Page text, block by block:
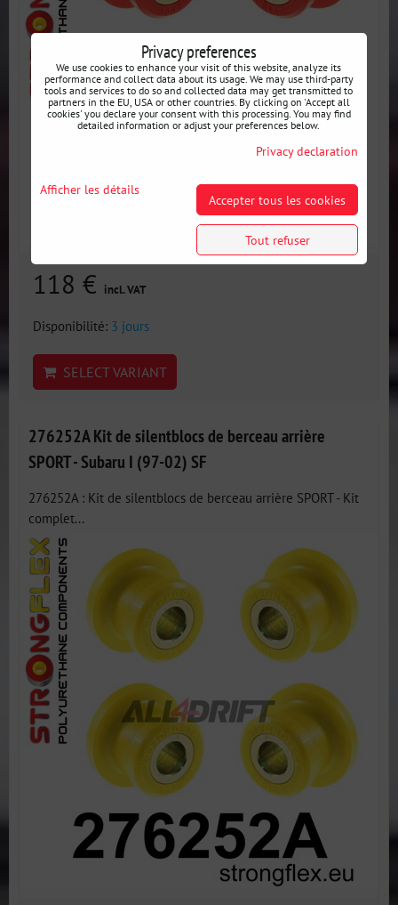
118 € incl. VAT
Disponibilité: 3 jours
SELECT VARIANT
276252A Kit de silentblocs de berceau arrière
SPORT - Subaru I (97-02) SF
276252A : Kit de silentblocs de berceau arrière SPORT - Kit
complet...
Privacy preferences
We use cookies to enhance your visit of this website, analyze its
performance and collect data about its usage. We may use third-party
tools and services to do so and collected data may get transmitted to
partners in the EU, USA or other countries. By clicking on 'Accept all
cookies' you declare your consent with this processing. You may find
detailed information or adjust your preferences below.
Privacy declaration
Afficher les détails
Accepter tous les cookies
Tout refuser